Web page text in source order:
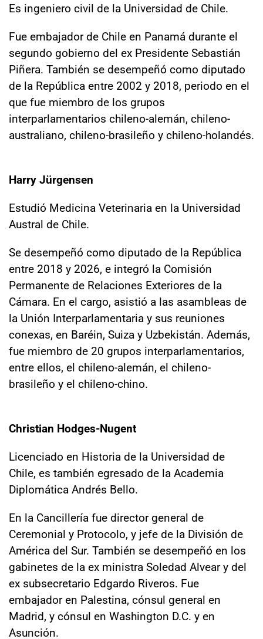
Es ingeniero civil de la Universidad de Chile.
Fue embajador de Chile en Panamá durante el
segundo gobierno del ex Presidente Sebastián
Piñera. También se desempeñó como diputado
de la República entre 2002 y 2018, periodo en el
que fue miembro de los grupos
interparlamentarios chileno-alemán, chileno-
australiano, chileno-brasileño y chileno-holandés.
Harry Jürgensen
Estudió Medicina Veterinaria en la Universidad
Austral de Chile.
Se desempeñó como diputado de la República
entre 2018 y 2026, e integró la Comisión
Permanente de Relaciones Exteriores de la
Cámara. En el cargo, asistió a las asambleas de
la Unión Interparlamentaria y sus reuniones
conexas, en Baréin, Suiza y Uzbekistán. Además,
fue miembro de 20 grupos interparlamentarios,
entre ellos, el chileno-alemán, el chileno-
brasileño y el chileno-chino.
Christian Hodges-Nugent
Licenciado en Historia de la Universidad de
Chile, es también egresado de la Academia
Diplomática Andrés Bello.
En la Cancillería fue director general de
Ceremonial y Protocolo, y jefe de la División de
América del Sur. También se desempeñó en los
gabinetes de la ex ministra Soledad Alvear y del
ex subsecretario Edgardo Riveros. Fue
embajador en Palestina, cónsul general en
Madrid, y cónsul en Washington D.C. y en
Asunción.